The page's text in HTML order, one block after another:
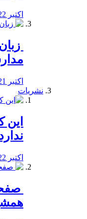
اکتبر 22, 2019
اکتبر 21, 2019
نشریات
اکتبر 22, 2019